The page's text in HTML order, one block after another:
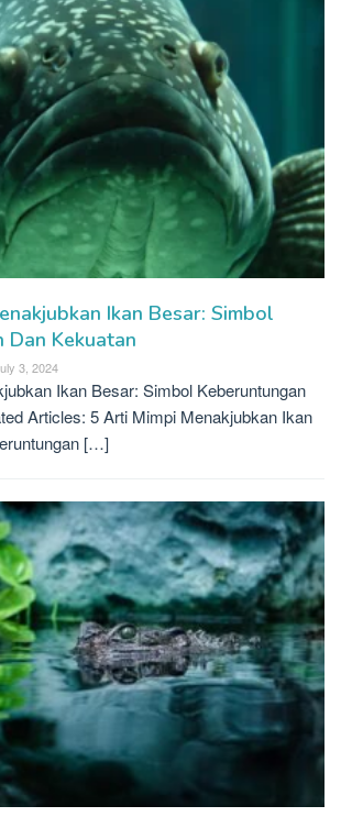
Ikan Besar: Simbol
Dan Kekuatan
3, 2024
Ikan Besar: Simbol Keberuntungan
Articles: 5 Arti Mimpi Menakjubkan Ikan
[…]